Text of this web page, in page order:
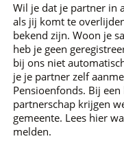
Wil je dat je partner in
als jij komt te
bekend zijn. Woon je
heb je geen
bij ons niet
je je partner zelf
Pensioenfonds. Bij
partnerschap krijgen
gemeente. Lees hier
melden.